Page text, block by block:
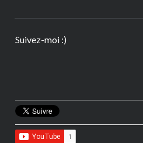
Suivez-moi :)